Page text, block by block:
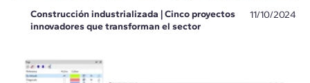
Construcción industrializada | Cinco proyectos
innovadores que transforman el sector
11/10/2024